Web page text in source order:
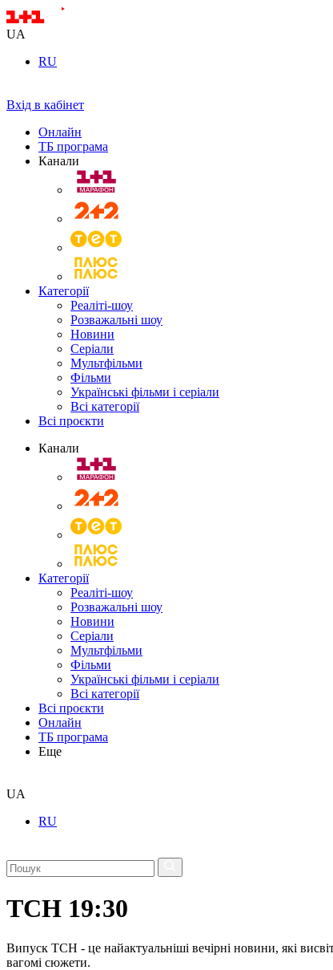
UA
RU
Вхід в кабінет
Онлайн
ТБ програма
Канали
Категорії
Реаліті-шоу
Розважальні шоу
Новини
Серіали
Мультфільми
Фільми
Українські фільми і серіали
Всі категорії
Всі проєкти
Канали
Категорії
Реаліті-шоу
Розважальні шоу
Новини
Серіали
Мультфільми
Фільми
Українські фільми і серіали
Всі категорії
Всі проєкти
Онлайн
ТБ програма
Еще
UA
RU
ТСН 19:30
Випуск ТСН - це найактуальніші вечірні новини, які
вагомі сюжети.